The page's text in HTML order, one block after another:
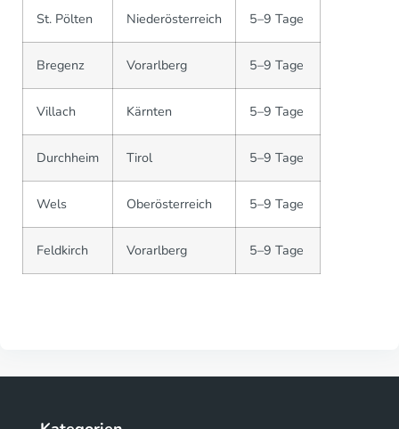
St. Pölten Niederösterreich 5–9 Tage
Bregenz Vorarlberg 5–9 Tage
Villach Kärnten 5–9 Tage
Durchheim Tirol 5–9 Tage
Wels Oberösterreich 5–9 Tage
Feldkirch Vorarlberg 5–9 Tage